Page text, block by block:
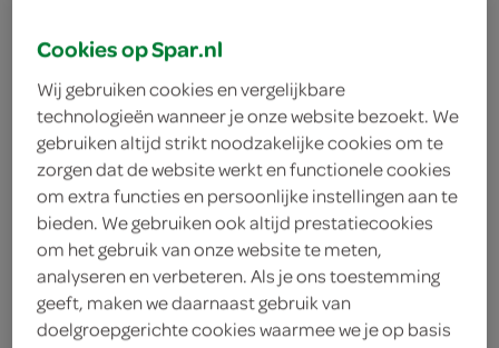
Lokaal chocoladetegel
topper
Lokaal
Cookies op Spar.nl
Wij gebruiken cookies en vergelijkbare
technologieën wanneer je onze website bezoekt. We
gebruiken altijd strikt noodzakelijke cookies om te
zorgen dat de website werkt en functionele cookies
om extra functies en persoonlijke instellingen aan te
bieden. We gebruiken ook altijd prestatiecookies
om het gebruik van onze website te meten,
analyseren en verbeteren. Als je ons toestemming
geeft, maken we daarnaast gebruik van
doelgroepgerichte cookies waarmee we je op basis